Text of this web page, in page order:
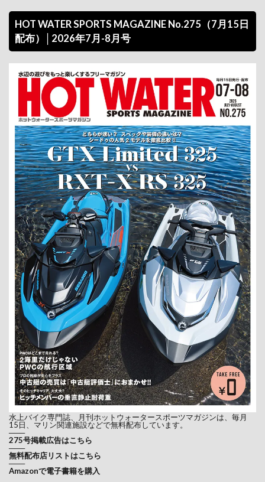
HOT WATER SPORTS MAGAZINE No.275（7月15日
配布）│2026年7月-8月号
水上バイク専門誌、月刊ホットウォータースポーツマガジンは、毎月
15日、マリン関連施設などで無料配布しています。
───
275号掲載広告はこちら
───
無料配布店リストはこちら
───
Amazonで電子書籍を購入